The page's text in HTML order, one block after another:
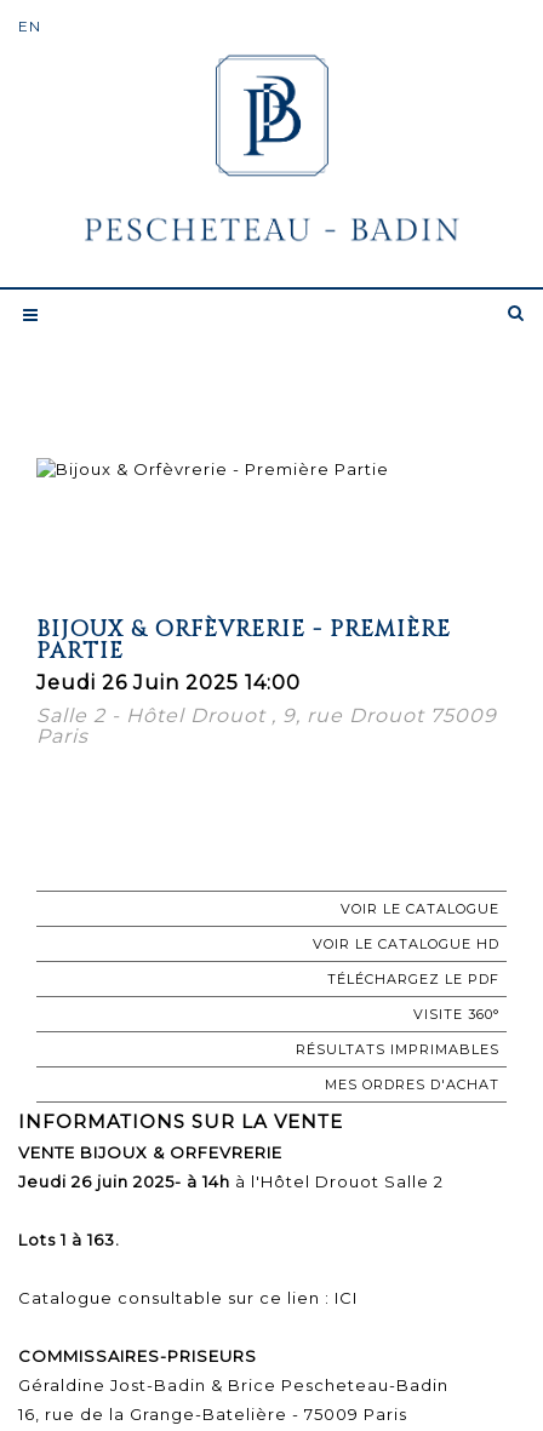
BIJOUX & ORFÈVRERIE - PREMIÈRE
PARTIE
Jeudi 26 Juin 2025 14:00
Salle 2 - Hôtel Drouot , 9, rue Drouot 75009
Paris
VOIR LE CATALOGUE
VOIR LE CATALOGUE HD
TÉLÉCHARGEZ LE PDF
VISITE 360°
RÉSULTATS IMPRIMABLES
MES ORDRES D'ACHAT
INFORMATIONS SUR LA VENTE
VENTE BIJOUX & ORFEVRERIE
Jeudi 26 juin 2025- à 14h à l'Hôtel Drouot Salle 2
Lots 1 à 163.
Catalogue consultable sur ce lien : ICI
COMMISSAIRES-PRISEURS
Géraldine Jost-Badin & Brice Pescheteau-Badin
16, rue de la Grange-Batelière - 75009 Paris